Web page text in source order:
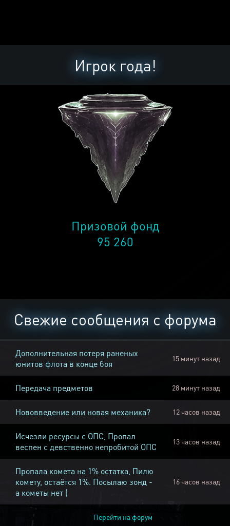
Игрок года!
Призовой фонд
95 260
Свежие сообщения с форума
Дополнительная потеря раненых
юнитов флота в конце боя
15 минут назад
Передача предметов 28 минут назад
Нововведение или новая механика? 12 часов назад
Исчезли ресурсы с ОПС, Пропал
веспен с девственно непробитой ОПС
13 часов назад
Пропала комета на 1% остатка, Пилю
комету, остаётся 1%. Посылаю зонд -
а кометы нет (
16 часов назад
Перейти на форум